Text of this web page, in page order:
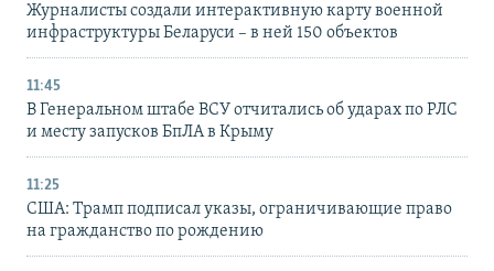
Журналисты создали интерактивную карту военной
инфраструктуры Беларуси – в ней 150 объектов
11:45
В Генеральном штабе ВСУ отчитались об ударах по РЛС
и месту запусков БпЛА в Крыму
11:25
США: Трамп подписал указы, ограничивающие право
на гражданство по рождению